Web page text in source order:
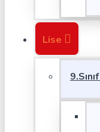
Lise
9.Sınıf